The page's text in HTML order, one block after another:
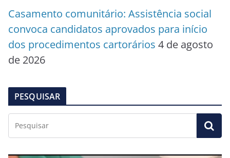
Casamento comunitário: Assistência social
convoca candidatos aprovados para início
dos procedimentos cartorários 4 de agosto
de 2026
PESQUISAR